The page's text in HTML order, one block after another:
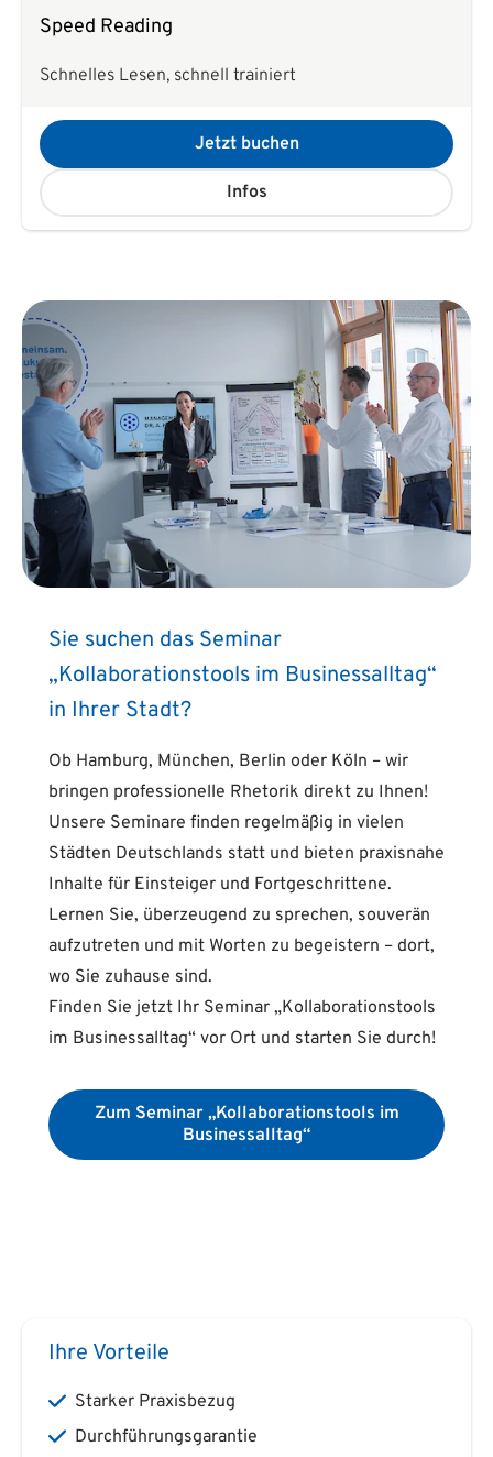
Speed Reading
Schnelles Lesen, schnell trainiert
Jetzt buchen
Infos
Sie suchen das Seminar
„Kollaborationstools im Businessalltag“
in Ihrer Stadt?
Ob Hamburg, München, Berlin oder Köln – wir
bringen professionelle Rhetorik direkt zu Ihnen!
Unsere Seminare finden regelmäßig in vielen
Städten Deutschlands statt und bieten praxisnahe
Inhalte für Einsteiger und Fortgeschrittene.
Lernen Sie, überzeugend zu sprechen, souverän
aufzutreten und mit Worten zu begeistern – dort,
wo Sie zuhause sind.
Finden Sie jetzt Ihr Seminar „Kollaborationstools
im Businessalltag“ vor Ort und starten Sie durch!
Zum Seminar „Kollaborationstools im
Businessalltag“
Ihre Vorteile
Starker Praxisbezug
Durchführungsgarantie